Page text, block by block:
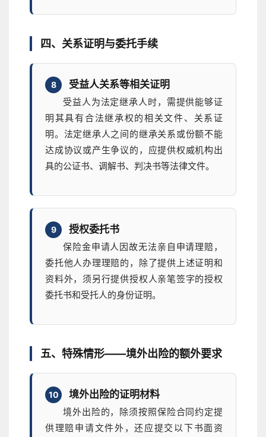
四、关系证明与委托手续
8 受益人关系等相关证明
受益人为法定继承人时，需提供能够证
明其具有合法继承权的相关文件、关系证
明。法定继承人之间的继承关系或份额不能
达成协议或产生争议的，应提供权威机构出
具的公证书、调解书、判决书等法律文件。
9 授权委托书
保险金申请人因故无法亲自申请理赔，
委托他人办理理赔的，除了提供上述证明和
资料外，须另行提供授权人亲笔签字的授权
委托书和受托人的身份证明。
五、特殊情形——境外出险的额外要求
10 境外出险的证明材料
境外出险的，除须按照保险合同约定提
供理赔申请文件外，还应提交以下书面资